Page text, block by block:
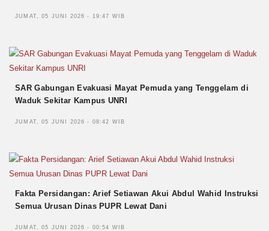
JUMAT, 05 JUNI 2026 - 19:47 WIB
SAR Gabungan Evakuasi Mayat Pemuda yang Tenggelam di
Waduk Sekitar Kampus UNRI
JUMAT, 05 JUNI 2026 - 08:42 WIB
Fakta Persidangan: Arief Setiawan Akui Abdul Wahid Instruksi
Semua Urusan Dinas PUPR Lewat Dani
JUMAT, 05 JUNI 2026 - 00:54 WIB